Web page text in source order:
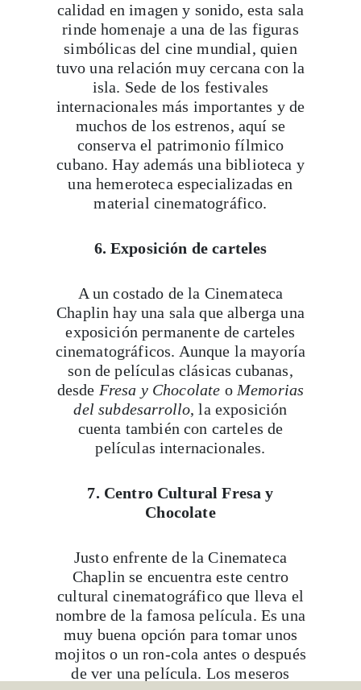
calidad en imagen y sonido, esta sala
rinde homenaje a una de las figuras
simbólicas del cine mundial, quien
tuvo una relación muy cercana con la
isla. Sede de los festivales
internacionales más importantes y de
muchos de los estrenos, aquí se
conserva el patrimonio fílmico
cubano. Hay además una biblioteca y
una hemeroteca especializadas en
material cinematográfico.
6. Exposición de carteles
A un costado de la Cinemateca
Chaplin hay una sala que alberga una
exposición permanente de carteles
cinematográficos. Aunque la mayoría
son de películas clásicas cubanas,
desde Fresa y Chocolate o Memorias
del subdesarrollo, la exposición
cuenta también con carteles de
películas internacionales.
7. Centro Cultural Fresa y
Chocolate
Justo enfrente de la Cinemateca
Chaplin se encuentra este centro
cultural cinematográfico que lleva el
nombre de la famosa película. Es una
muy buena opción para tomar unos
mojitos o un ron-cola antes o después
de ver una película. Los meseros